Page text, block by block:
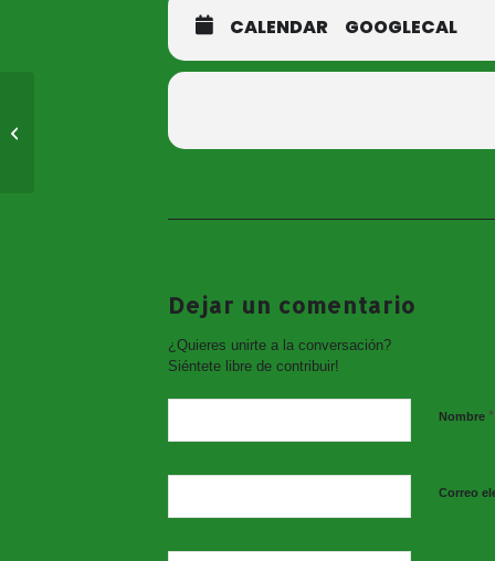
CALENDAR GOOGLECAL
Dejar un comentario
¿Quieres unirte a la conversación?
Siéntete libre de contribuir!
Nombre *
Correo